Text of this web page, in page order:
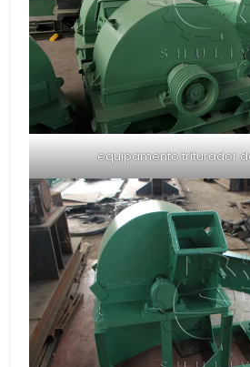
equipamento triturador